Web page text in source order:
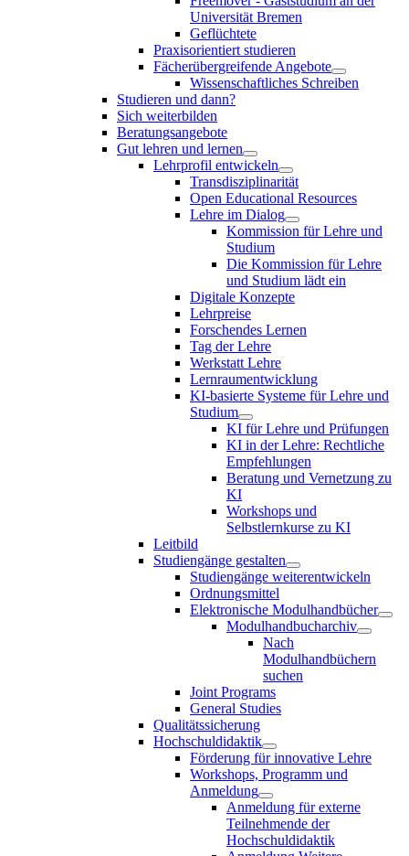
Universität Bremen
Geflüchtete
Praxisorientiert studieren
Fächerübergreifende Angebote
Wissenschaftliches Schreiben
Studieren und dann?
Sich weiterbilden
Beratungsangebote
Gut lehren und lernen
Lehrprofil entwickeln
Transdisziplinarität
Open Educational Resources
Lehre im Dialog
Kommission für Lehre und
Studium
Die Kommission für Lehre
und Studium lädt ein
Digitale Konzepte
Lehrpreise
Forschendes Lernen
Tag der Lehre
Werkstatt Lehre
Lernraumentwicklung
KI-basierte Systeme für Lehre und
Studium
KI für Lehre und Prüfungen
KI in der Lehre: Rechtliche
Empfehlungen
Beratung und Vernetzung zu
KI
Workshops und
Selbstlernkurse zu KI
Leitbild
Studiengänge gestalten
Studiengänge weiterentwickeln
Ordnungsmittel
Elektronische Modulhandbücher
Modulhandbucharchiv
Nach
Modulhandbüchern
suchen
Joint Programs
General Studies
Qualitätssicherung
Hochschuldidaktik
Förderung für innovative Lehre
Workshops, Programm und
Anmeldung
Anmeldung für externe
Teilnehmende der
Hochschuldidaktik